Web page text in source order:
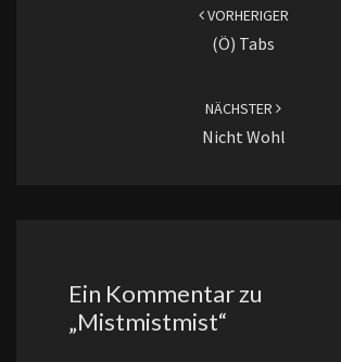
VORHERIGER
(ö) Tabs
NÄCHSTER
Nicht Wohl
Ein Kommentar zu
„Mistmistmist“